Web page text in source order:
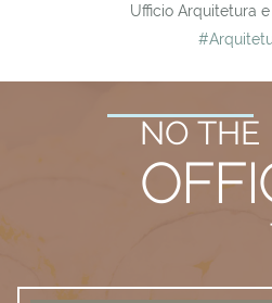
Ufficio Arquitetura
NO THE